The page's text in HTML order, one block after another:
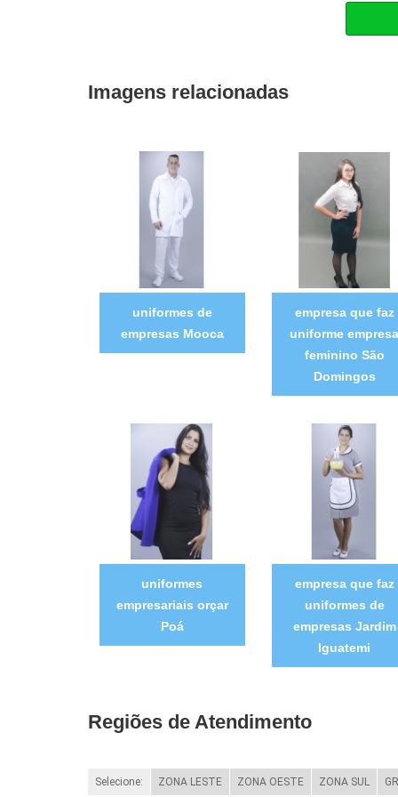
Imagens relacionadas
uniformes de
empresas Mooca
empresa que faz
uniforme empresa
feminino São
Domingos
uniformes
empresariais orçar
Poá
empresa que faz
uniformes de
empresas Jardim
Iguatemi
Regiões de Atendimento
Selecione: ZONA LESTE ZONA OESTE ZONA SUL